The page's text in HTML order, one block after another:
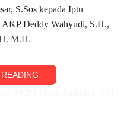
S.Sos kepada Iptu
Deddy Wahyudi, S.H.,
M.H.
Joko Wahyudi.